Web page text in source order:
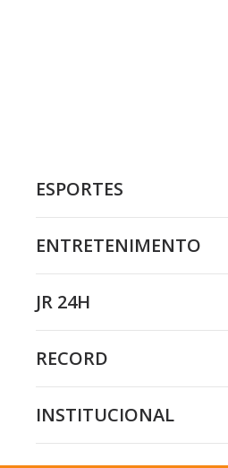
ESPORTES
ENTRETENIMENTO
JR 24H
RECORD
INSTITUCIONAL